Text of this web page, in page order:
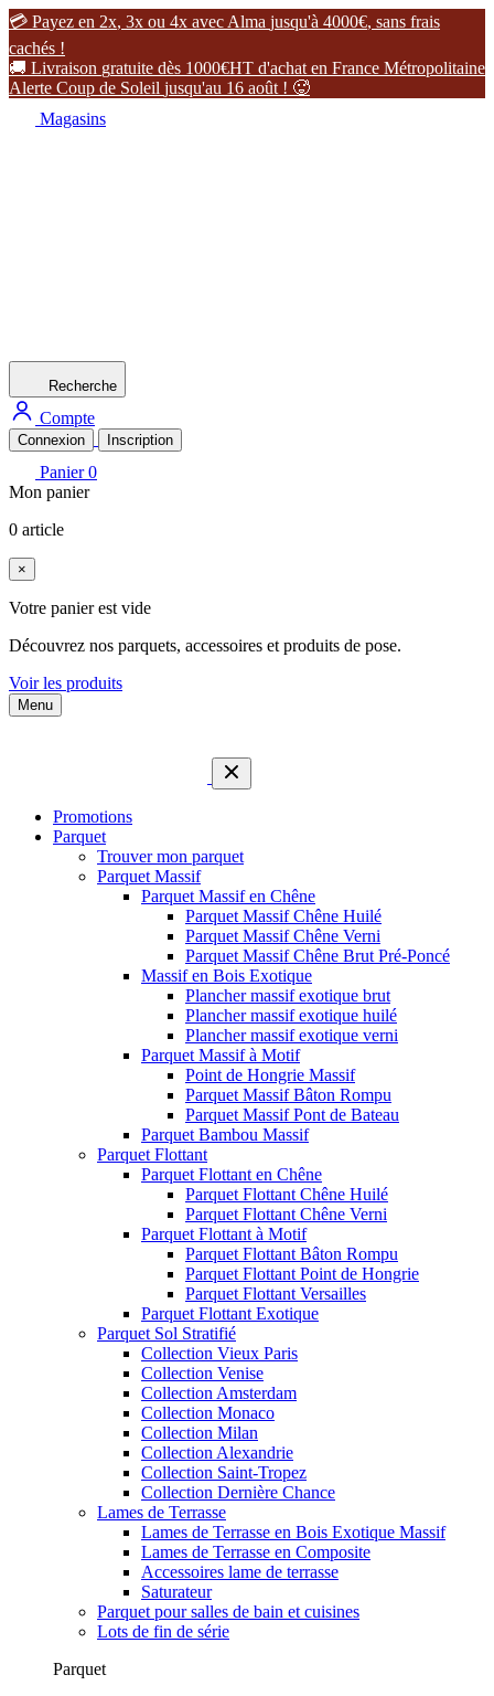
 Payez en 2x, 3x ou 4x avec Alma jusqu'à 4000€, sans frais
cachés !
 Livraison gratuite dès 1000€HT d'achat en France Métropolitaine
Alerte Coup de Soleil jusqu'au 16 août ! 
Magasins
Recherche
Compte
Connexion Inscription
Panier 0
Mon panier
0 article
×
Votre panier est vide
Découvrez nos parquets, accessoires et produits de pose.
Voir les produits
Menu
Promotions
Parquet
Trouver mon parquet
Parquet Massif
Parquet Massif en Chêne
Parquet Massif Chêne Huilé
Parquet Massif Chêne Verni
Parquet Massif Chêne Brut Pré-Poncé
Massif en Bois Exotique
Plancher massif exotique brut
Plancher massif exotique huilé
Plancher massif exotique verni
Parquet Massif à Motif
Point de Hongrie Massif
Parquet Massif Bâton Rompu
Parquet Massif Pont de Bateau
Parquet Bambou Massif
Parquet Flottant
Parquet Flottant en Chêne
Parquet Flottant Chêne Huilé
Parquet Flottant Chêne Verni
Parquet Flottant à Motif
Parquet Flottant Bâton Rompu
Parquet Flottant Point de Hongrie
Parquet Flottant Versailles
Parquet Flottant Exotique
Parquet Sol Stratifié
Collection Vieux Paris
Collection Venise
Collection Amsterdam
Collection Monaco
Collection Milan
Collection Alexandrie
Collection Saint-Tropez
Collection Dernière Chance
Lames de Terrasse
Lames de Terrasse en Bois Exotique Massif
Lames de Terrasse en Composite
Accessoires lame de terrasse
Saturateur
Parquet pour salles de bain et cuisines
Lots de fin de série
Parquet